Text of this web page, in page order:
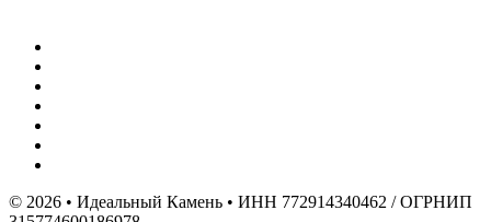
© 2026 • Идеальный Камень • ИНН 772914340462 / ОГРНИП